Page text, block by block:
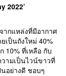
2022’
ากแหล่งที่มีอากาศ
เป็นถังใหม่ 40%
10% ที่เหลือ กับ
ามเป็นไวน์ขาวที่
อย่างดี ชอบๆ